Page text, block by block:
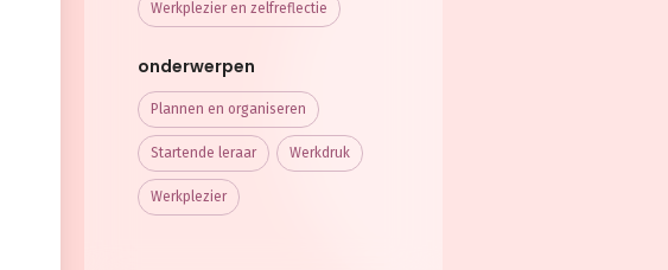
Werkplezier en zelfreflectie
onderwerpen
Plannen en organiseren
Startende leraar Werkdruk
Werkplezier